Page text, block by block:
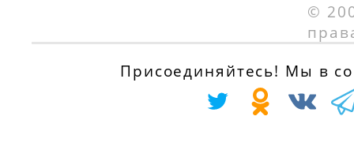
©
Присоединяйтесь! Мы в